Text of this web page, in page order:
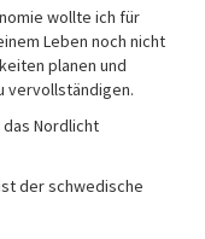
wollte ich für
Leben noch nicht
planen und
vervollständigen.
Nordlicht
der schwedische